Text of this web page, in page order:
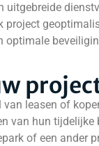
uitgebreide
optimale
leasen of
van hun
of een ander